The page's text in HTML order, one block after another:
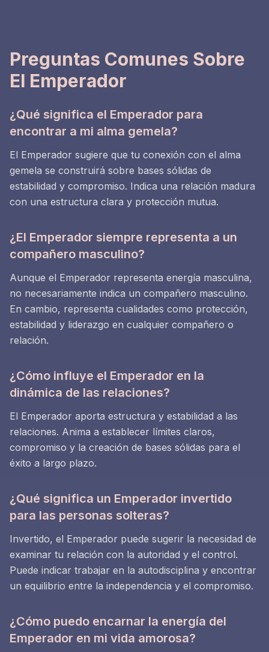
Preguntas Comunes Sobre
El Emperador
¿Qué significa el Emperador para
encontrar a mi alma gemela?
El Emperador sugiere que tu conexión con el alma
gemela se construirá sobre bases sólidas de
estabilidad y compromiso. Indica una relación madura
con una estructura clara y protección mutua.
¿El Emperador siempre representa a un
compañero masculino?
Aunque el Emperador representa energía masculina,
no necesariamente indica un compañero masculino.
En cambio, representa cualidades como protección,
estabilidad y liderazgo en cualquier compañero o
relación.
¿Cómo influye el Emperador en la
dinámica de las relaciones?
El Emperador aporta estructura y estabilidad a las
relaciones. Anima a establecer límites claros,
compromiso y la creación de bases sólidas para el
éxito a largo plazo.
¿Qué significa un Emperador invertido
para las personas solteras?
Invertido, el Emperador puede sugerir la necesidad de
examinar tu relación con la autoridad y el control.
Puede indicar trabajar en la autodisciplina y encontrar
un equilibrio entre la independencia y el compromiso.
¿Cómo puedo encarnar la energía del
Emperador en mi vida amorosa?